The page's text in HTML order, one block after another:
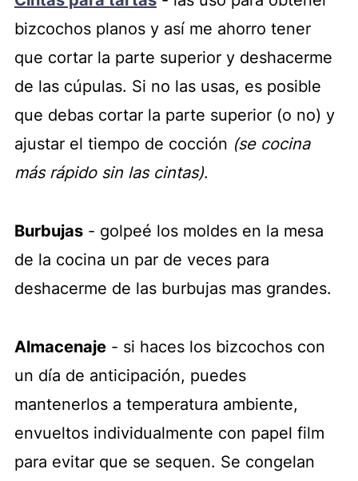
bizcochos planos y así me ahorro tener
que cortar la parte superior y deshacerme
de las cúpulas. Si no las usas, es posible
que debas cortar la parte superior (o no) y
ajustar el tiempo de cocción (se cocina
más rápido sin las cintas).
Burbujas- golpeé los moldes en la mesa
de la cocina un par de veces para
deshacerme de las burbujas mas grandes.
Almacenaje- si haces los bizcochos con
un día de anticipación, puedes
mantenerlos a temperatura ambiente,
envueltos individualmente con papel film
para evitar que se sequen. Se congelan